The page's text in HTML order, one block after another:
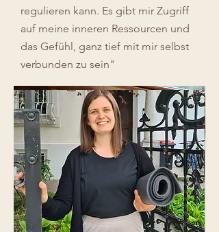
regulieren kann. Es gibt mir Zugriff
auf meine inneren Ressourcen und
das Gefühl, ganz tief mit mir selbst
verbunden zu sein"